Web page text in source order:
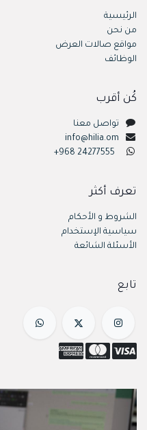
الرئيسية
من نحن
مواقع صالات العرض
الوظائف
تابع
كُن أقرب
تواصل معنا
info@hilia.om
+968 24277555
تعرف أكثر
الشروط و الأحكام
سياسية الإستخدام
الأسئلة الشائعة